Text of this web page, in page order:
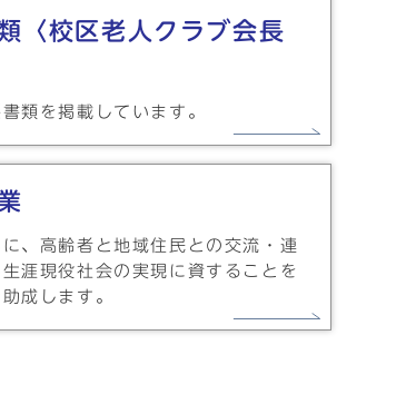
〈校区老人クラブ会長
類を掲載しています。
、高齢者と地域住民との交流・連
涯現役社会の実現に資することを
成します。